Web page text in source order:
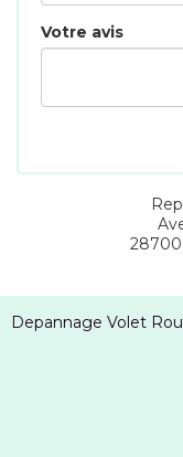
Votre avis
28700
Depannage Volet